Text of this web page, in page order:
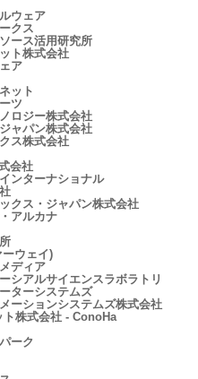
ウェア
クス
ース活用研究所
ト株式会社
ア
ット
ツ
ロジー株式会社
ャパン株式会社
ス株式会社
会社
ンターナショナル
クス・ジャパン株式会社
アルカナ
ウェイ)
ディア
シアルサイエンスラボラトリ
ターシステムズ
ーションシステムズ株式会社
ト株式会社 - ConoHa
ーク